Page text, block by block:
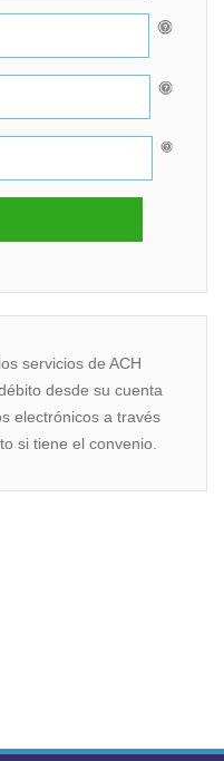
servicios de ACH
desde su cuenta
electrónicos a través
si tiene el convenio.